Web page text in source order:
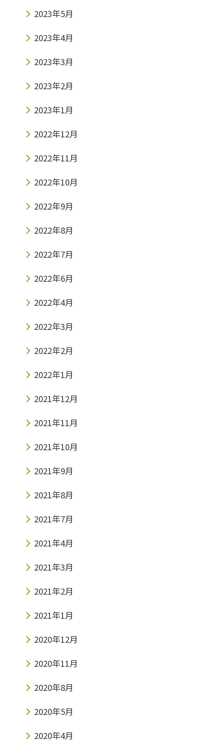
2023年5月
2023年4月
2023年3月
2023年2月
2023年1月
2022年12月
2022年11月
2022年10月
2022年9月
2022年8月
2022年7月
2022年6月
2022年4月
2022年3月
2022年2月
2022年1月
2021年12月
2021年11月
2021年10月
2021年9月
2021年8月
2021年7月
2021年4月
2021年3月
2021年2月
2021年1月
2020年12月
2020年11月
2020年8月
2020年5月
2020年4月